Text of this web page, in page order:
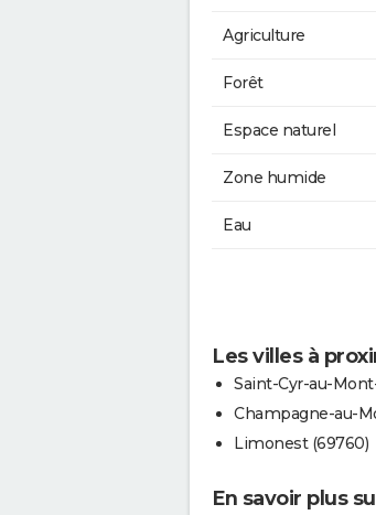
Agriculture
Forêt
Espace naturel
Zone humide
Eau
Les villes à
Saint-Cyr-au-
Champagne-au-
Limonest (69760)
En savoir plus